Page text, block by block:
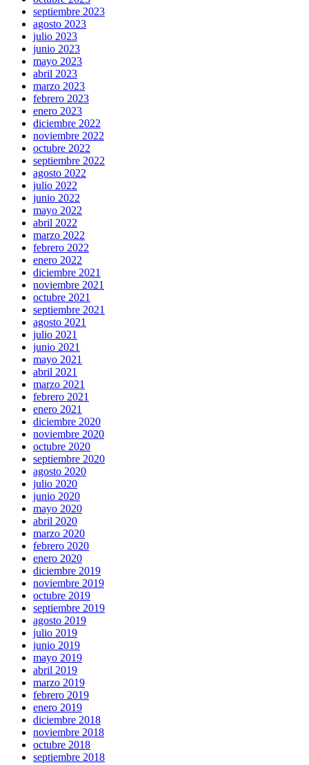
septiembre 2023
agosto 2023
julio 2023
junio 2023
mayo 2023
abril 2023
marzo 2023
febrero 2023
enero 2023
diciembre 2022
noviembre 2022
octubre 2022
septiembre 2022
agosto 2022
julio 2022
junio 2022
mayo 2022
abril 2022
marzo 2022
febrero 2022
enero 2022
diciembre 2021
noviembre 2021
octubre 2021
septiembre 2021
agosto 2021
julio 2021
junio 2021
mayo 2021
abril 2021
marzo 2021
febrero 2021
enero 2021
diciembre 2020
noviembre 2020
octubre 2020
septiembre 2020
agosto 2020
julio 2020
junio 2020
mayo 2020
abril 2020
marzo 2020
febrero 2020
enero 2020
diciembre 2019
noviembre 2019
octubre 2019
septiembre 2019
agosto 2019
julio 2019
junio 2019
mayo 2019
abril 2019
marzo 2019
febrero 2019
enero 2019
diciembre 2018
noviembre 2018
octubre 2018
septiembre 2018